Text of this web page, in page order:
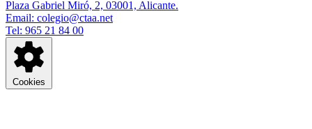
Plaza Gabriel Miró, 2, 03001, Alicante.
Email: colegio@ctaa.net
Tel: 965 21 84 00
Cookies